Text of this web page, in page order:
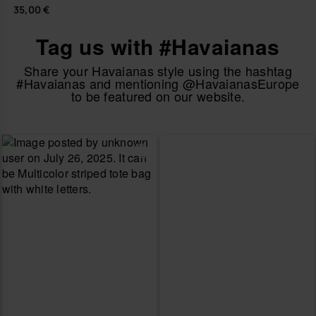
35,00 €
Tag us with #Havaianas
Share your Havaianas style using the hashtag
#Havaianas and mentioning @HavaianasEurope
to be featured on our website.